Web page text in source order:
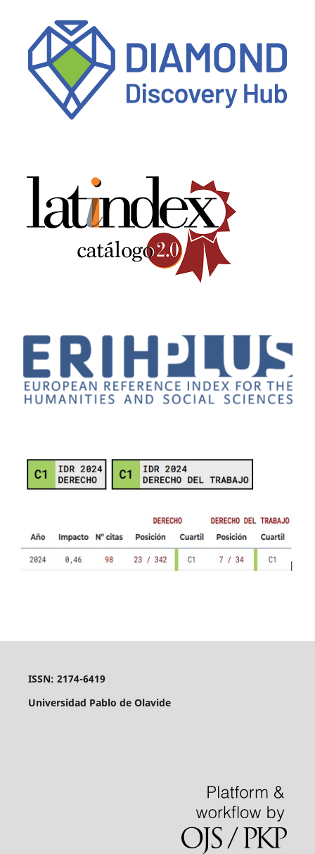
ISSN: 2174-6419
Universidad Pablo de Olavide